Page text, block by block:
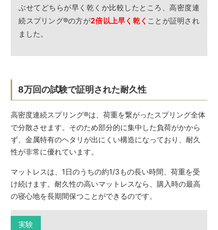
ぶせてどちらが早く乾くか比較したところ、高密度連
続スプリング®の方が2倍以上早く乾く ことが証明され
ました。
8万回の試験で証明された耐久性
高密度連続スプリング®は、荷重を繋がったスプリング全体
で分散させます。そのため部分的に集中した負荷がかから
ず、金属特有のヘタリが出にくい構造になっており、耐久
性が非常に優れています。
マットレスは、1日のうちの約1/3もの長い時間、荷重を受
け続けます。耐久性の高いマットレスなら、購入時の最高
の寝心地を長期間保つことができるのです。
実験